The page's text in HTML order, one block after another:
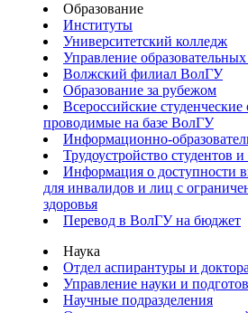
Образование
Институты
Университетский колледж
Управление
Волжский филиал ВолГУ
Образование за рубежом
Всероссийские
проводимые на базе ВолГУ
Информационно-
Трудоустройство студентов
Информация о доступности
для инвалидов и лиц с
здоровья
Перевод в ВолГУ на бюджет
Наука
Отдел аспирантуры и
Управление науки и
Научные подразделения